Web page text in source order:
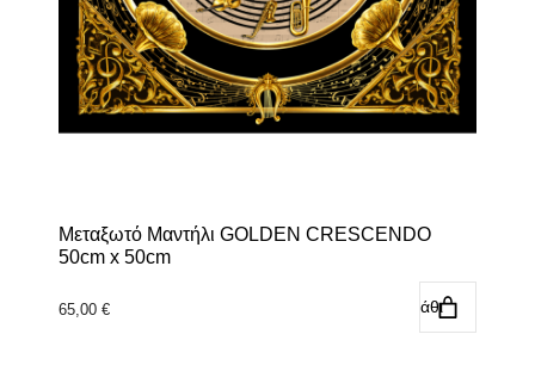
Μεταξωτό Μαντήλι GOLDEN CRESCENDO
50cm x 50cm
65,00 € Προσθήκη στο καλάθι